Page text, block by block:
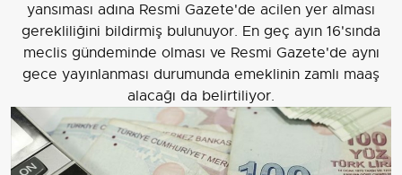
yansıması adına Resmi Gazete'de acilen yer alması
gerekliliğini bildirmiş bulunuyor. En geç ayın 16'sında
meclis gündeminde olması ve Resmi Gazete'de aynı
gece yayınlanması durumunda emeklinin zamlı maaş
alacağı da belirtiliyor.